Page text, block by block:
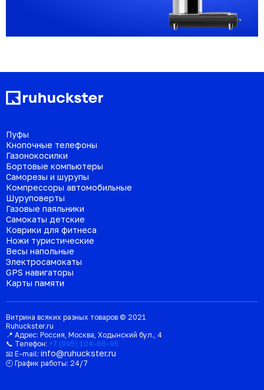
Пуфы
Кнопочные телефоны
Газонокосилки
Бортовые компьютеры
Саморезы и шурупы
Компрессоры автомобильные
Шуруповерты
Газовые паяльники
Самокаты детские
Коврики для фитнеса
Ножи туристические
Весы напольные
Электросамокаты
GPS навигаторы
Карты памяти
Витрина всяких разных товаров © 2021
Ruhuckster.ru
📍 Адрес: Россия, Москва, Ходынский бул., 4
📞 Телефон: +7 (995) 104-86-95
📧 E-mail: info@ruhuckster.ru
🕘 График работы: 24/7